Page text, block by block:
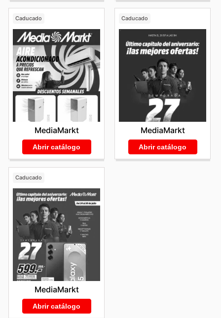
Caducado
MediaMarkt
Abrir catálogo
Caducado
MediaMarkt
Abrir catálogo
Caducado
MediaMarkt
Abrir catálogo